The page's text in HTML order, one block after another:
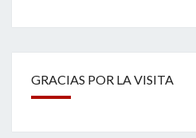
GRACIAS POR LA VISITA